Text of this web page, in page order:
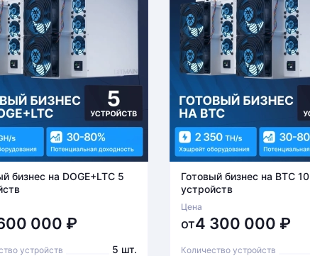
с менеджером, который оформлял
Компании после проверки оборудования
бизнес на DOGE+LTC 5
000 ₽
устройств 5 шт.
Готовый бизнес на BTC 10
устройств
Цена
от4 300 000 ₽
Количество устройств